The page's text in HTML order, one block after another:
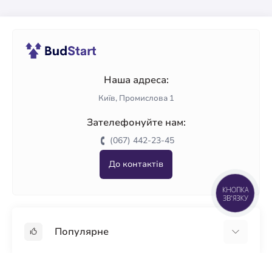
Наша адреса:
Київ, Промислова 1
Зателефонуйте нам:
(067) 442-23-45
До контактів
Популярне
КНОПКА
ЗВ'ЯЗКУ